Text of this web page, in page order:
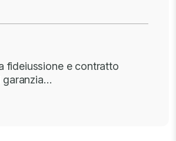
fideiussione e contratto
garanzia…